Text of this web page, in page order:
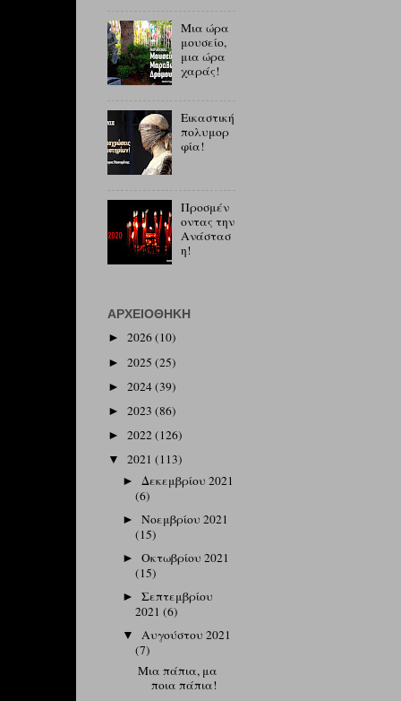
Μια ώρα
μουσείο,
μια ώρα
χαράς!
Εικαστική
πολυμορ
φία!
Προσμέν
οντας την
Ανάστασ
η!
ΑΡΧΕΙΟΘΉΚΗ
► 2026(10)
► 2025 (25)
► 2024(39)
► 2023 (86)
► 2022(126)
▼ 2021 (113)
► Δεκεμβρίου 2021
(6)
►Νοεμβρίου 2021
(15)
►Οκτωβρίου 2021
(15)
►Σεπτεμβρίου
2021(6)
▼Αυγούστου 2021
(7)
Μια πάπια, μα
ποια πάπια!